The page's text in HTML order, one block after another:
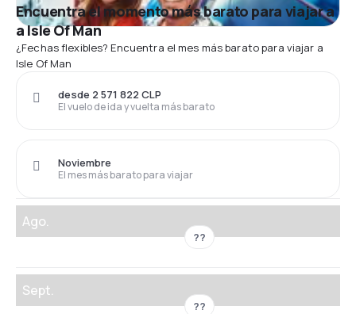
Encuentra el momento más barato para viajar a
a Isle Of Man
¿Fechas flexibles? Encuentra el mes más barato para viajar a
Isle Of Man
El vuelo de ida y vuelta más barato
desde 2 571 822 CLP
El mes más barato para viajar
Noviembre
Ago.
??
Sept.
??